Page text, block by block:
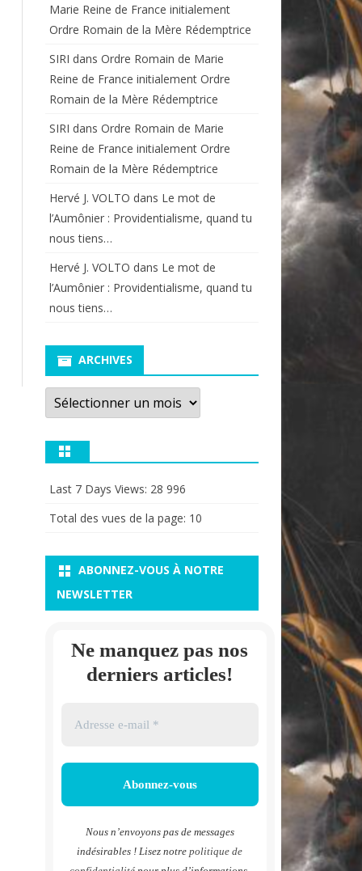
Marie Reine de France initialement
Ordre Romain de la Mère Rédemptrice
SIRI dans Ordre Romain de Marie
Reine de France initialement Ordre
Romain de la Mère Rédemptrice
SIRI dans Ordre Romain de Marie
Reine de France initialement Ordre
Romain de la Mère Rédemptrice
Hervé J. VOLTO dans Le mot de
l’Aumônier : Providentialisme, quand tu
nous tiens…
Hervé J. VOLTO dans Le mot de
l’Aumônier : Providentialisme, quand tu
nous tiens…
ARCHIVES
Archives
Last 7 Days Views: 28 996
Total des vues de la page: 10
ABONNEZ-VOUS À NOTRE
NEWSLETTER
Ne manquez pas nos
derniers articles!
Nous n’envoyons pas de messages
indésirables ! Lisez notrepolitique de